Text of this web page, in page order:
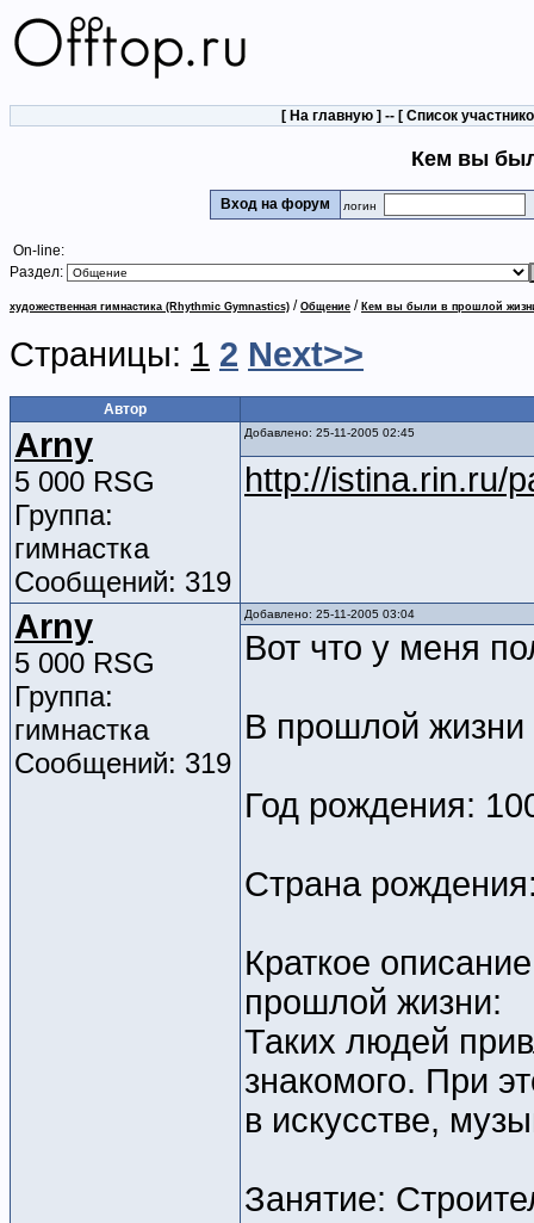
[ На главную ] -- [ Список
Кем вы
Вход на форум логин
On-line:
Раздел:
художественная гимнастика (Rhythmic Gymnastics) / Общение / Кем вы были в прошлой
Страницы: 1 2 Next>>
Автор
Arny
5 000 RSG
Группа:
гимнастка
Сообщений: 319
Добавлено: 25-11-2005 02:45
http://istina.rin.ru/
Arny
5 000 RSG
Группа:
гимнастка
Сообщений: 319
Добавлено: 25-11-2005 03:04
Вот что у меня
В прошлой
Год рождения:
Страна
Краткое
прошлой жизни:
Таких людей
знакомого. При
в искусстве,
Занятие: